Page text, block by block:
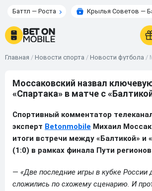
Баттл — Роста Крылья Советов —
Главная / Новости спорта / Новости футбола /
Моссаковский назвал
«Спартака» в матче с
Спортивный комментатор
эксперт Betonmobile Михаил
итоги встречи между «Балтикой» и
(1:0) в рамках финала Пути
— «Две последние игры в кубке России
сложились по схожему сценарию. И